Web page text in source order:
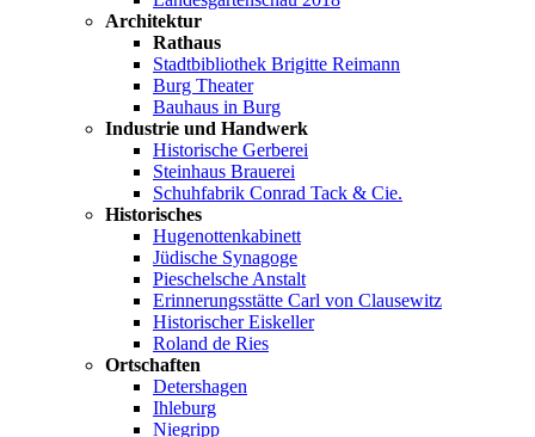
Architektur
Rathaus
Stadtbibliothek Brigitte Reimann
Burg Theater
Bauhaus in Burg
Industrie und Handwerk
Historische Gerberei
Steinhaus Brauerei
Schuhfabrik Conrad Tack & Cie.
Historisches
Hugenottenkabinett
Jüdische Synagoge
Pieschelsche Anstalt
Erinnerungsstätte Carl von Clausewitz
Historischer Eiskeller
Roland de Ries
Ortschaften
Detershagen
Ihleburg
Niegripp